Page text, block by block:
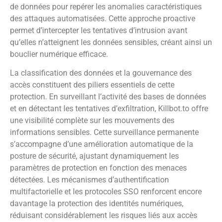
de données pour repérer les anomalies caractéristiques
des attaques automatisées. Cette approche proactive
permet d’intercepter les tentatives d’intrusion avant
qu’elles n’atteignent les données sensibles, créant ainsi un
bouclier numérique efficace.
La classification des données et la gouvernance des
accès constituent des piliers essentiels de cette
protection. En surveillant l’activité des bases de données
et en détectant les tentatives d’exfiltration, Killbot.to offre
une visibilité complète sur les mouvements des
informations sensibles. Cette surveillance permanente
s’accompagne d’une amélioration automatique de la
posture de sécurité, ajustant dynamiquement les
paramètres de protection en fonction des menaces
détectées. Les mécanismes d’authentification
multifactorielle et les protocoles SSO renforcent encore
davantage la protection des identités numériques,
réduisant considérablement les risques liés aux accès